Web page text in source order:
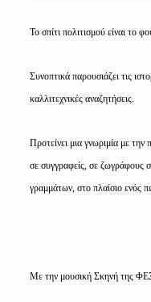
Το σπίτι πολιτισμού είναι το
Συνοπτικά παρουσιάζει τις
καλλιτεχνικές αναζητήσεις.
Προτείνει μια γνωριμία με
σε συγγραφείς, σε ζωγράφους
γραμμάτων, στο πλαίσιο ενός
Με την μουσική Σκηνή της